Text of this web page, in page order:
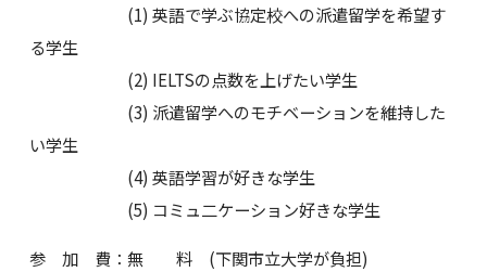
(1) 英語で学ぶ協定校への派遣留学を希望す
る学生
(2) IELTSの点数を上げたい学生
(3) 派遣留学へのモチベーションを維持した
い学生
(4) 英語学習が好きな学生
(5) コミュ二ケーション好きな学生
参 加 費：無 料 (下関市立大学が負担)